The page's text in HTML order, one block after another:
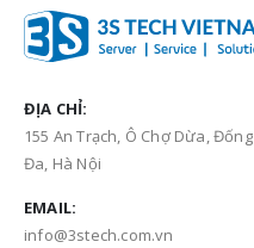
ĐỊA CHỈ:
155 An Trạch, Ô Chợ Dừa, Đống
Đa, Hà Nội
EMAIL:
info@3stech.com.vn